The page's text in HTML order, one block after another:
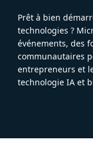
Prêt à bien
technologies ?
événements, des
communautaires
entrepreneurs et
technologie IA et